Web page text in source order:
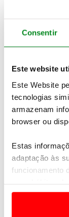
Consentir
Este website
Este Website
tecnologias
armazenam
browser ou
Estas
adaptação às
funcionamento
e anúncios de
um motor
aconteceu
marca - a 24
Voiturette A
usando como